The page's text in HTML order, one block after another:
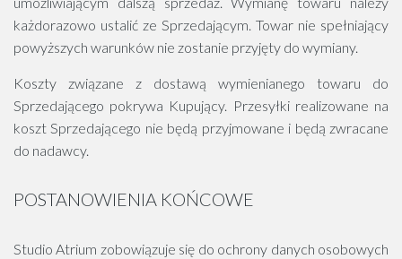
każdorazowo ustalić ze Sprzedającym. Towar nie spełniający
powyższych warunków nie zostanie przyjęty do wymiany.
Koszty związane z dostawą wymienianego towaru do
Sprzedającego pokrywa Kupujący. Przesyłki realizowane na
koszt Sprzedającego nie będą przyjmowane i będą zwracane
do nadawcy.
POSTANOWIENIA KOŃCOWE
Studio Atrium zobowiązuje się do ochrony danych osobowych